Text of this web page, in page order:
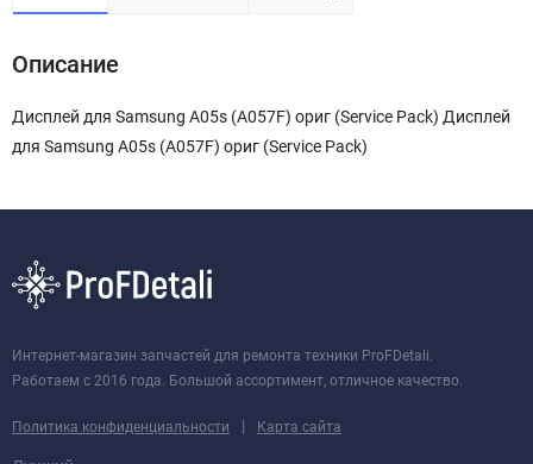
Описание
Дисплей для Samsung A05s (A057F) ориг (Service Pack) Дисплей
для Samsung A05s (A057F) ориг (Service Pack)
Интернет-магазин запчастей для ремонта техники ProFDetali.
Работаем с 2016 года. Большой ассортимент, отличное качество.
Политика конфиденциальности | Карта сайта